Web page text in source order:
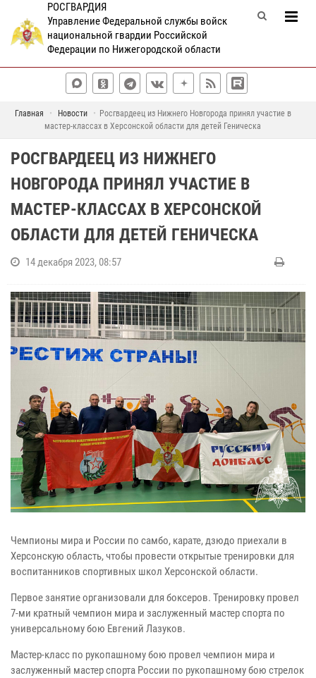
РОСГВАРДИЯ
Управление Федеральной службы войск
национальной гвардии Российской
Федерации по Нижегородской области
Главная Новости
Росгвардеец из Нижнего Новгорода принял участие в
мастер-классах в Херсонской области для детей Геническа
РОСГВАРДЕЕЦ ИЗ НИЖНЕГО
НОВГОРОДА ПРИНЯЛ УЧАСТИЕ В
МАСТЕР-КЛАССАХ В ХЕРСОНСКОЙ
ОБЛАСТИ ДЛЯ ДЕТЕЙ ГЕНИЧЕСКА
14 декабря 2023, 08:57
Чемпионы мира и России по самбо, карате, дзюдо приехали в
Херсонскую область, чтобы провести открытые тренировки для
воспитанников спортивных школ Херсонской области.
Первое занятие организовали для боксеров. Тренировку провел
7-ми кратный чемпион мира и заслуженный мастер спорта по
универсальному бою Евгений Лазуков.
Мастер-класс по рукопашному бою провел чемпион мира и
заслуженный мастер спорта России по рукопашному бою стрелок